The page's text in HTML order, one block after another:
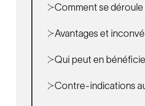
Comment se
Avantages et
Qui peut en
Contre-indications